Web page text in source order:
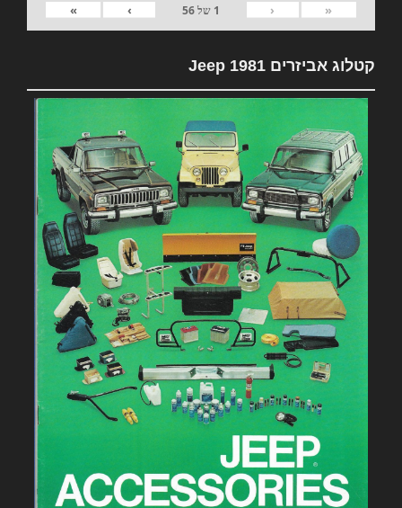
«
‹
1 של56
›
»
קטלוג אביזרים 1981 Jeep